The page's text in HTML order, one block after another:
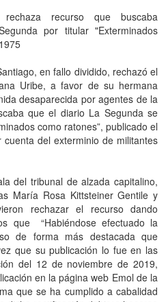
recurso que buscaba
por titular "Exterminados
en fallo dividido, rechazó el
Uribe, a favor de su hermana
desaparecida por agentes de la
que el diario La Segunda se
como ratones”, publicado el
del exterminio de militantes
del tribunal de alzada capitalino,
María Rosa Kittsteiner Gentile y
rechazar el recurso dando
que “Habiéndose efectuado la
de forma más destacada que
que su publicación lo fue en las
del 12 de noviembre de 2019,
en la página web Emol de la
que se ha cumplido a cabalidad